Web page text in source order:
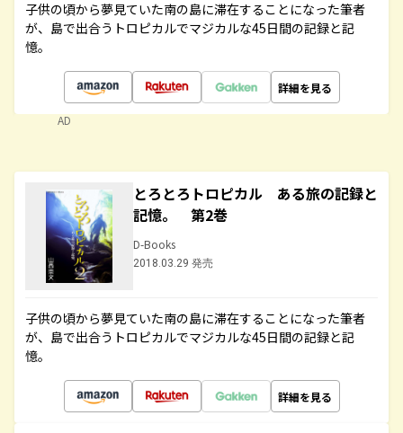
子供の頃から夢見ていた南の島に滞在することになった筆者
が、島で出合うトロピカルでマジカルな45日間の記録と記
憶。
詳細を見る
AD
とろとろトロピカル ある旅の記録と
記憶。 第2巻
D-Books
2018.03.29 発売
子供の頃から夢見ていた南の島に滞在することになった筆者
が、島で出合うトロピカルでマジカルな45日間の記録と記
憶。
詳細を見る